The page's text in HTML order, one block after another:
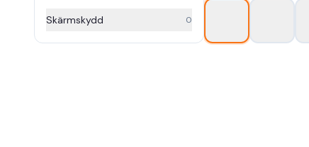
Skärmskydd 0